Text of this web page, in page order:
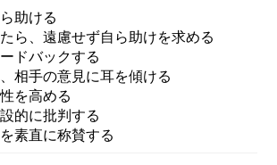
助ける
ら、遠慮せず自ら助けを求める
ドバックする
相手の意見に耳を傾ける
を高める
的に批判する
素直に称賛する